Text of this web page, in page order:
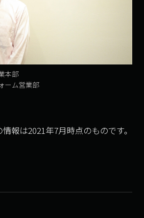
本部
ーム営業部
報は2021年7月時点のものです。